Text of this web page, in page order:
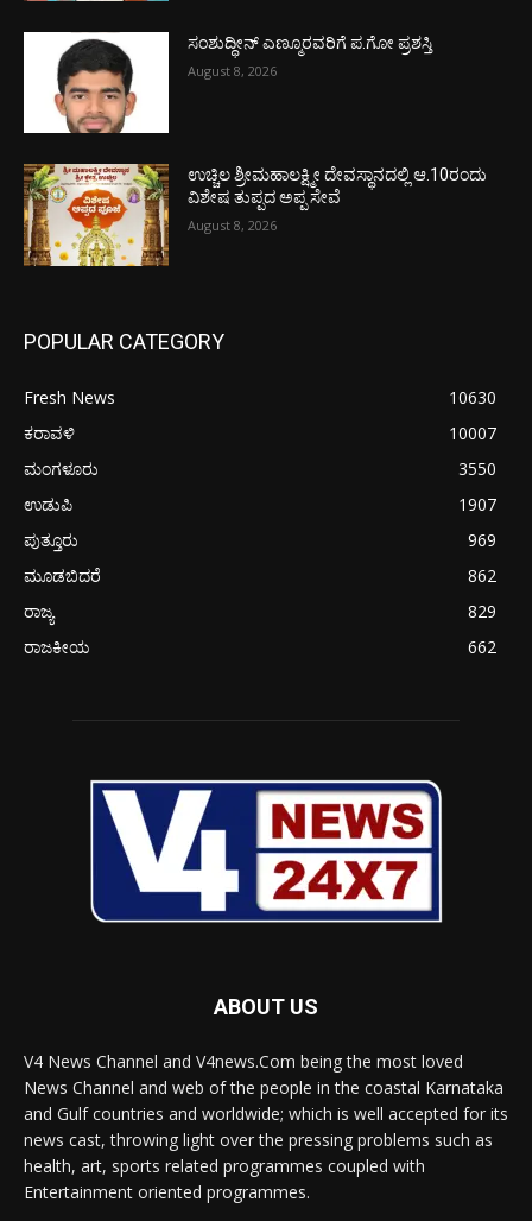
ಸಂಶುದ್ಧೀನ್ ಎಣ್ಮೂರವರಿಗೆ ಪ.ಗೋ ಪ್ರಶಸ್ತಿ
August 8, 2026
ಉಚ್ಚಿಲ ಶ್ರೀಮಹಾಲಕ್ಷ್ಮೀ ದೇವಸ್ಥಾನದಲ್ಲಿ ಆ.10ರಂದು
ವಿಶೇಷ ತುಪ್ಪದ ಅಪ್ಪ ಸೇವೆ
August 8, 2026
POPULAR CATEGORY
Fresh News
10630
ಕರಾವಳಿ
10007
ಮಂಗಳೂರು
3550
ಉಡುಪಿ
1907
ಪುತ್ತೂರು
969
ಮೂಡಬಿದರೆ
862
ರಾಜ್ಯ
829
ರಾಜಕೀಯ
662
ABOUT US
V4 News Channel and V4news.Com being the most loved
News Channel and web of the people in the coastal Karnataka
and Gulf countries and worldwide; which is well accepted for its
news cast, throwing light over the pressing problems such as
health, art, sports related programmes coupled with
Entertainment oriented programmes.